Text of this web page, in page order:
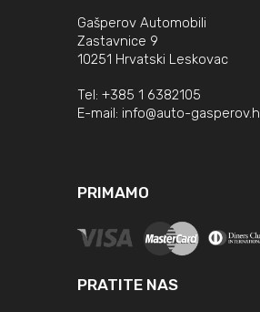
Gašperov Automobili
Zastavnice 9
10251 Hrvatski Leskovac
Tel: +385 1 6382105
E-mail: info@auto-
PRIMAMO
PRATITE NAS